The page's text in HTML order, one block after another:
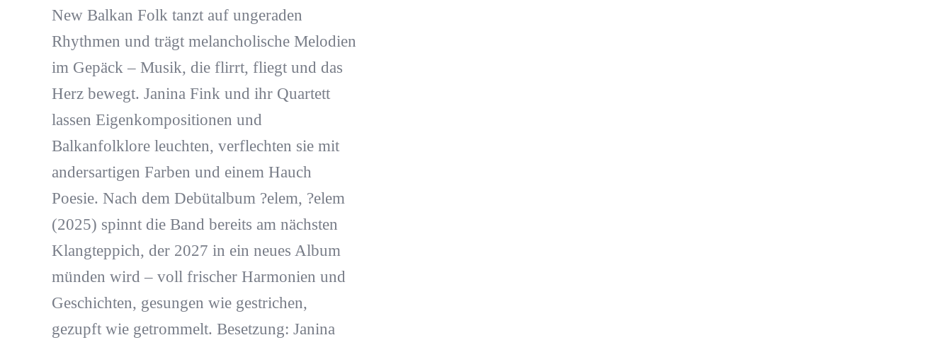
New Balkan Folk tanzt auf ungeraden
Rhythmen und trägt melancholische Melodien
im Gepäck – Musik, die flirrt, fliegt und das
Herz bewegt. Janina Fink und ihr Quartett
lassen Eigenkompositionen und
Balkanfolklore leuchten, verflechten sie mit
andersartigen Farben und einem Hauch
Poesie. Nach dem Debütalbum ?elem, ?elem
(2025) spinnt die Band bereits am nächsten
Klangteppich, der 2027 in ein neues Album
münden wird – voll frischer Harmonien und
Geschichten, gesungen wie gestrichen,
gezupft wie getrommelt. Besetzung: Janina